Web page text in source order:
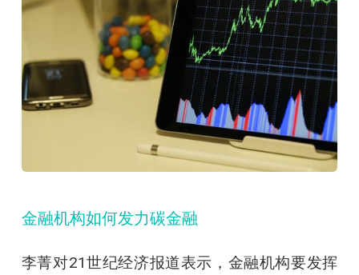
金融机构如何发力碳金融
李菁对21世纪经济报道表示，金融机构要发挥